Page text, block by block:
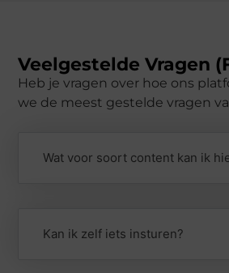
Veelgestelde Vragen
Heb je vragen over hoe ons
we de meest gestelde vragen
Wat voor soort content kan ik
Kan ik zelf iets insturen?